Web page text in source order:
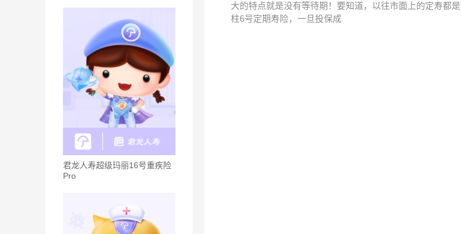
君龙人寿超级玛丽16号重疾险
Pro
大的特点就是没有等待期！要知道，以往市面上的定寿都
柱6号定期寿险，一旦投保成